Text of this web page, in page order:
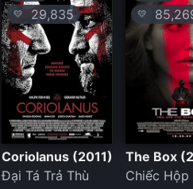
💛 29,835
Coriolanus (2011)
Đại Tá Trả Thù
💛
The Box
Chiếc Hộp